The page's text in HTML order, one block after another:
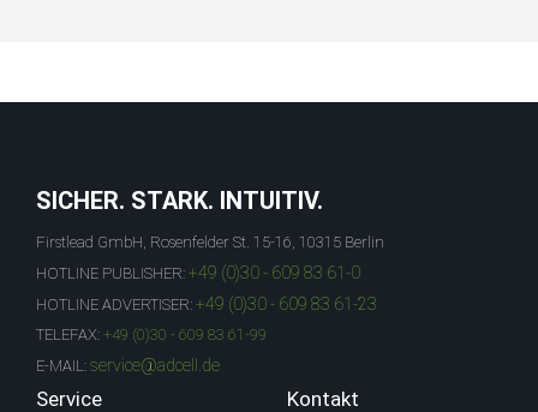
SICHER. STARK. INTUITIV.
Firstlead GmbH, Rosenfelder St. 15-16, 10315 Berlin
HOTLINE PUBLISHER: +49 (0)30 - 609 83 61-0
HOTLINE ADVERTISER: +49 (0)30 - 609 83 61-23
TELEFAX: +49 (0)30 - 609 83 61-99
E-MAIL: service@adcell.de
Service Kontakt